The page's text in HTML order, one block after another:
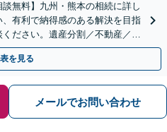
無料】九州・熊本の相続に詳し
有利で納得感のある解決を目指
ださい。遺産分割／不動産／遺
続放棄【完全個室】
を見る
メールでお問い合わせ